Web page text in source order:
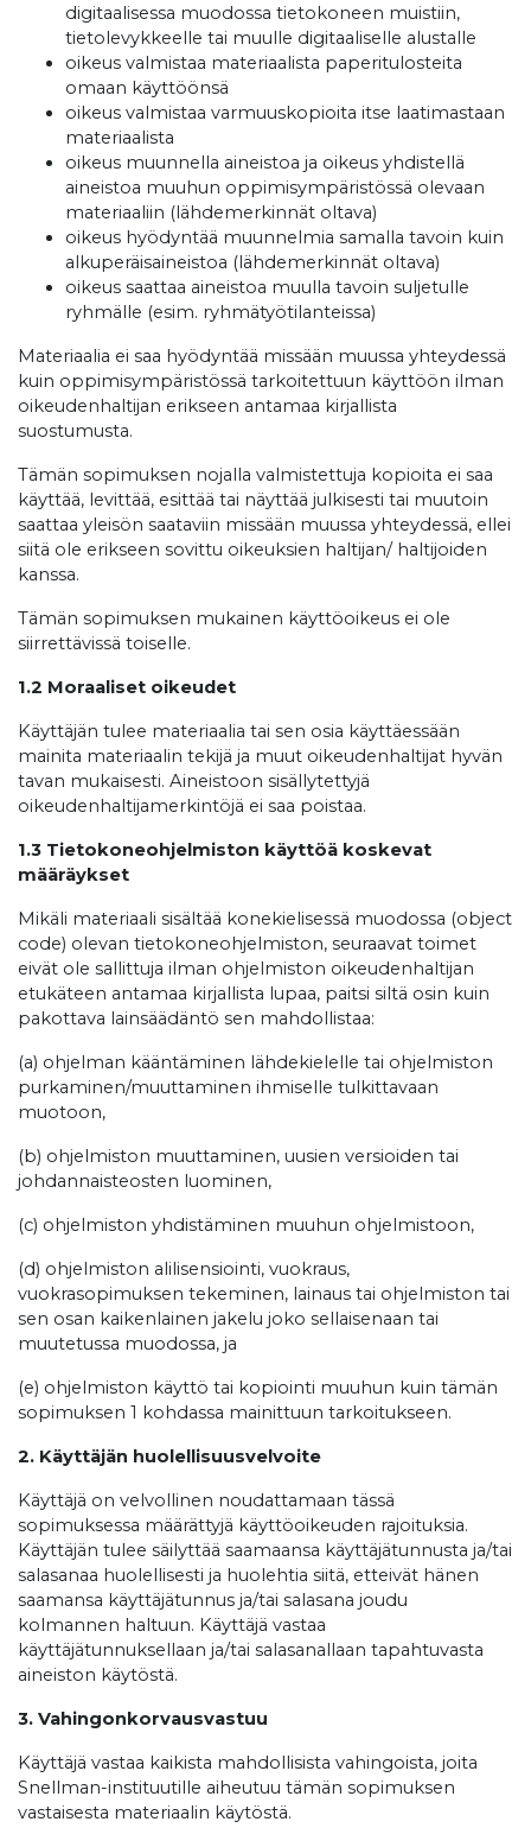
digitaalisessa muodossa tietokoneen muistiin,
tietolevykkeelle tai muulle digitaaliselle alustalle
oikeus valmistaa materiaalista paperitulosteita
omaan käyttöönsä
oikeus valmistaa varmuuskopioita itse laatimastaan
materiaalista
oikeus muunnella aineistoa ja oikeus yhdistellä
aineistoa muuhun oppimisympäristössä olevaan
materiaaliin (lähdemerkinnät oltava)
oikeus hyödyntää muunnelmia samalla tavoin kuin
alkuperäisaineistoa (lähdemerkinnät oltava)
oikeus saattaa aineistoa muulla tavoin suljetulle
ryhmälle (esim. ryhmätyötilanteissa)
Materiaalia ei saa hyödyntää missään muussa yhteydessä
kuin oppimisympäristössä tarkoitettuun käyttöön ilman
oikeudenhaltijan erikseen antamaa kirjallista
suostumusta.
Tämän sopimuksen nojalla valmistettuja kopioita ei saa
käyttää, levittää, esittää tai näyttää julkisesti tai muutoin
saattaa yleisön saataviin missään muussa yhteydessä, ellei
siitä ole erikseen sovittu oikeuksien haltijan/ haltijoiden
kanssa.
Tämän sopimuksen mukainen käyttöoikeus ei ole
siirrettävissä toiselle.
1.2 Moraaliset oikeudet
Käyttäjän tulee materiaalia tai sen osia käyttäessään
mainita materiaalin tekijä ja muut oikeudenhaltijat hyvän
tavan mukaisesti. Aineistoon sisällytettyjä
oikeudenhaltijamerkintöjä ei saa poistaa.
1.3 Tietokoneohjelmiston käyttöä koskevat
määräykset
Mikäli materiaali sisältää konekielisessä muodossa (object
code) olevan tietokoneohjelmiston, seuraavat toimet
eivät ole sallittuja ilman ohjelmiston oikeudenhaltijan
etukäteen antamaa kirjallista lupaa, paitsi siltä osin kuin
pakottava lainsäädäntö sen mahdollistaa:
(a) ohjelman kääntäminen lähdekielelle tai ohjelmiston
purkaminen/muuttaminen ihmiselle tulkittavaan
muotoon,
(b) ohjelmiston muuttaminen, uusien versioiden tai
johdannaisteosten luominen,
(c) ohjelmiston yhdistäminen muuhun ohjelmistoon,
(d) ohjelmiston alilisensiointi, vuokraus,
vuokrasopimuksen tekeminen, lainaus tai ohjelmiston tai
sen osan kaikenlainen jakelu joko sellaisenaan tai
muutetussa muodossa, ja
(e) ohjelmiston käyttö tai kopiointi muuhun kuin tämän
sopimuksen 1 kohdassa mainittuun tarkoitukseen.
2. Käyttäjän huolellisuusvelvoite
Käyttäjä on velvollinen noudattamaan tässä
sopimuksessa määrättyjä käyttöoikeuden rajoituksia.
Käyttäjän tulee säilyttää saamaansa käyttäjätunnusta ja/tai
salasanaa huolellisesti ja huolehtia siitä, etteivät hänen
saamansa käyttäjätunnus ja/tai salasana joudu
kolmannen haltuun. Käyttäjä vastaa
käyttäjätunnuksellaan ja/tai salasanallaan tapahtuvasta
aineiston käytöstä.
3. Vahingonkorvausvastuu
Käyttäjä vastaa kaikista mahdollisista vahingoista, joita
Snellman-instituutille aiheutuu tämän sopimuksen
vastaisesta materiaalin käytöstä.